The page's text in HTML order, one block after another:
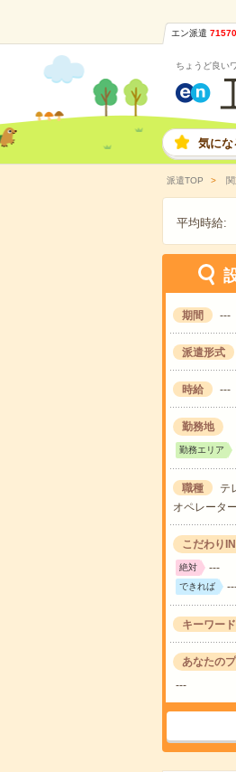
エン派遣 71570
ちょうど良い
気にな
派遣TOP
平均時給:
期間 ---
派遣形式
時給 ---
勤務地
勤務エリア
職種
テ
オペレータ
こだわり
絶対 ---
できれば
キーワード
あなたの
---